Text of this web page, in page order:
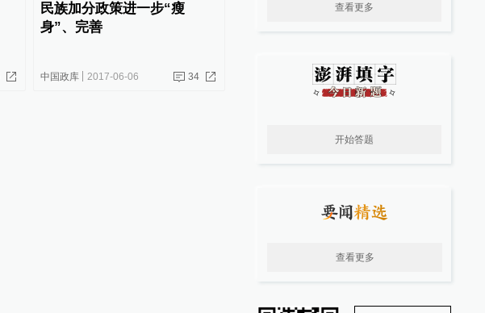
民族加分政策进一步“瘦
身”、完善
中国政库 2017-06-06 34
查看更多
开始答题
查看更多